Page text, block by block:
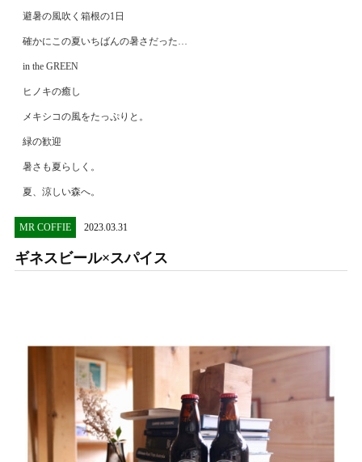
避暑の風吹く箱根の1日
確かにこの夏いちばんの暑さだった…
in the GREEN
ヒノキの癒し
メキシコの風をたっぷりと。
緑の歓迎
暑さも夏らしく。
夏、涼しい森へ。
MR COFFIE 2023.03.31
ギネスビール×スパイス